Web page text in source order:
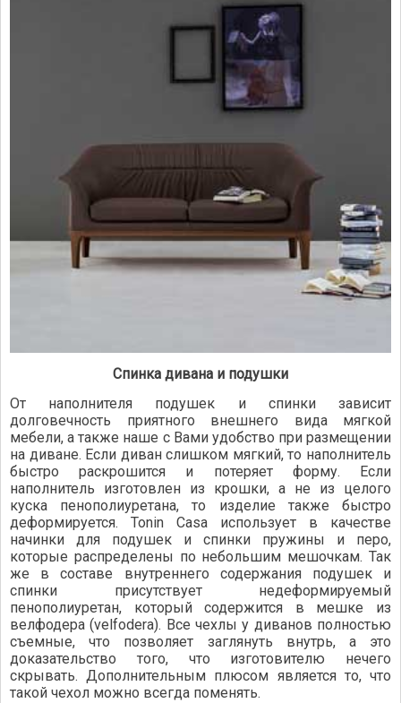
Спинка дивана и подушки
От наполнителя подушек и спинки зависит
долговечность приятного внешнего вида мягкой
мебели, а также наше с Вами удобство при размещении
на диване. Если диван слишком мягкий, то наполнитель
быстро раскрошится и потеряет форму. Если
наполнитель изготовлен из крошки, а не из целого
куска пенополиуретана, то изделие также быстро
деформируется. Tonin Casa использует в качестве
начинки для подушек и спинки пружины и перо,
которые распределены по небольшим мешочкам. Так
же в составе внутреннего содержания подушек и
спинки присутствует недеформируемый
пенополиуретан, который содержится в мешке из
велфодера (velfodera). Все чехлы у диванов полностью
съемные, что позволяет заглянуть внутрь, а это
доказательство того, что изготовителю нечего
скрывать. Дополнительным плюсом является то, что
такой чехол можно всегда поменять.